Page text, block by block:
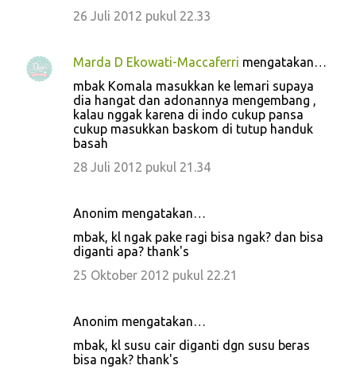
26 Juli 2012 pukul 22.33
Marda D Ekowati-Maccaferri mengatakan…
mbak Komala masukkan ke lemari supaya
dia hangat dan adonannya mengembang ,
kalau nggak karena di indo cukup pansa
cukup masukkan baskom di tutup handuk
basah
28 Juli 2012 pukul 21.34
Anonim mengatakan…
mbak, kl ngak pake ragi bisa ngak? dan bisa
diganti apa? thank's
25 Oktober 2012 pukul 22.21
Anonim mengatakan…
mbak, kl susu cair diganti dgn susu beras
bisa ngak? thank's